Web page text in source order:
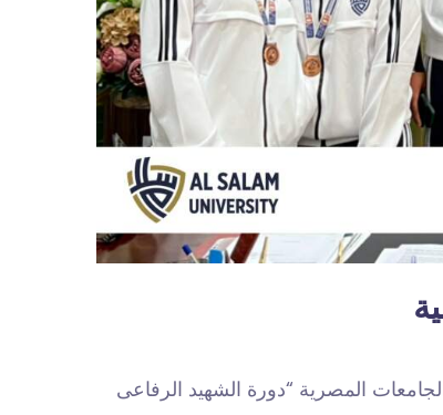
المصرية “دورة الشهيد الرفاعى